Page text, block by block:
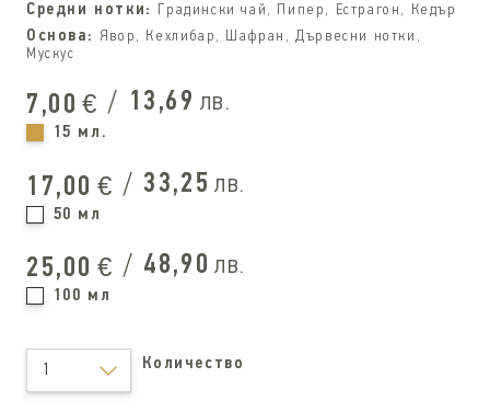
Средни нотки: Градински чай, Пипер, Естрагон, Кедър
Основа: Явор, Кехлибар, Шафран, Дървесни нотки,
Мускус
7,00 € / 13,69 лв.
15 мл.
17,00 € / 33,25 лв.
50 мл
25,00 € / 48,90 лв.
100 мл
1 Количество